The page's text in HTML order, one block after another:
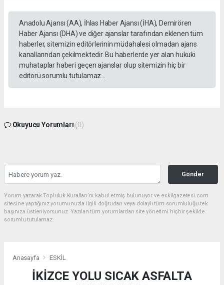
Anadolu Ajansı (AA), İhlas Haber Ajansı (İHA), Demirören
Haber Ajansı (DHA) ve diğer ajanslar tarafından eklenen tüm
haberler, sitemizin editörlerinin müdahalesi olmadan ajans
kanallarından çekilmektedir. Bu haberlerde yer alan hukuki
muhataplar haberi geçen ajanslar olup sitemizin hiç bir
editörü sorumlu tutulamaz...
Okuyucu Yorumları (0)
Gönder
Yorum yazarak Topluluk Kuralları’nı kabul etmiş bulunuyor ve eskilgazetesi.com
sitesine yaptığınız yorumunuzla ilgili doğrudan veya dolaylı tüm sorumluluğu tek
başınıza üstleniyorsunuz. Yazılan tüm yorumlardan site yönetimi hiçbir şekilde
sorumlu tutulamaz.
Anasayfa ESKİL
İKİZCE YOLU SICAK ASFALTA